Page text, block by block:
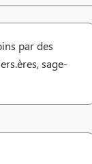
par des
sage-